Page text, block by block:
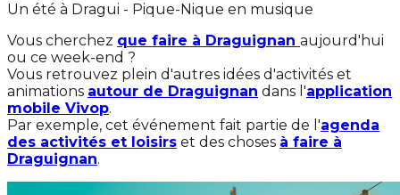
Un été à Dragui - Pique-Nique en musique
Vous cherchez que faire à Draguignan aujourd'hui
ou ce week-end ?
Vous retrouvez plein d'autres idées d'activités et
animations autour de Draguignan dans l'application
mobile Vivop.
Par exemple, cet événement fait partie de l'agenda
des activités et loisirs et des choses à faire à
Draguignan.